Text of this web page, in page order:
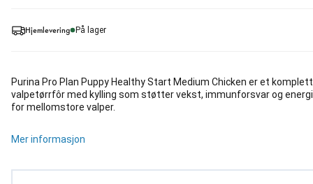
Hjemlevering På lager
Purina Pro Plan Puppy Healthy Start Medium Chicken er et komplett
valpetørrfôr med kylling som støtter vekst, immunforsvar og energi
for mellomstore valper.
Mer informasjon